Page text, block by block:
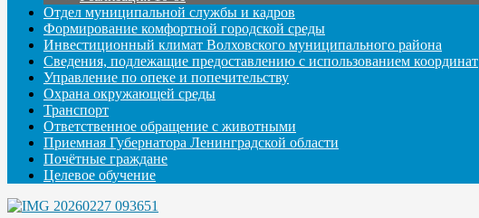
Отдел муниципальной службы и кадров
Формирование комфортной городской среды
Инвестиционный климат Волховского муниципального района
Сведения, подлежащие предоставлению с использованием координат
Управление по опеке и попечительству
Охрана окружающей среды
Транспорт
Ответственное обращение с животными
Приемная Губернатора Ленинградской области
Почётные граждане
Целевое обучение